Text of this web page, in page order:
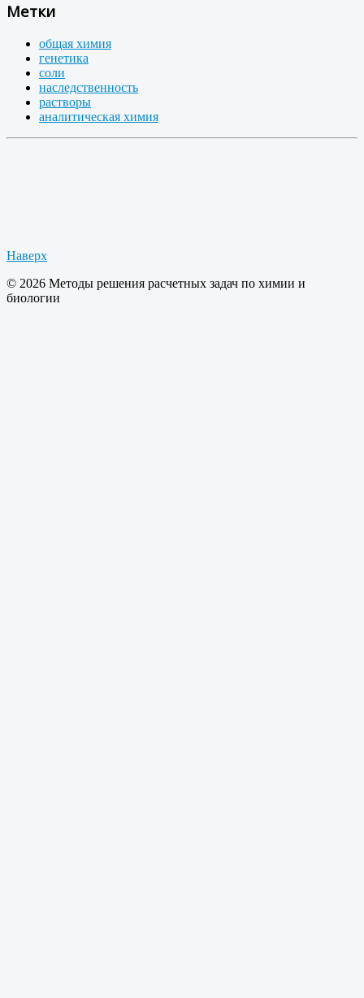
Метки
общая химия
генетика
соли
наследственность
растворы
аналитическая химия
Наверх
© 2026 Методы решения расчетных задач по химии и
биологии